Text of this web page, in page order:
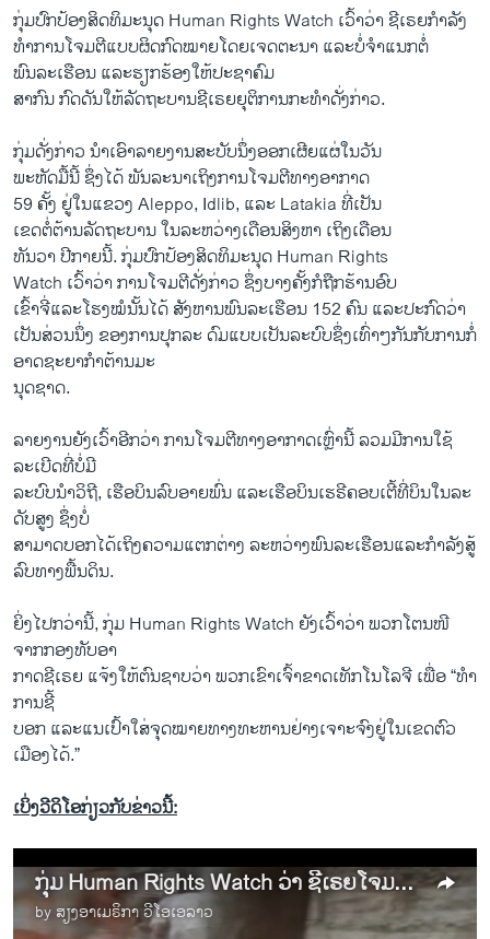
ລາຍງານ
ພາສາຕ່າງໆ
ກຸ່ມປົກປ້ອງສິດທິມະນຸດ Human Rights Watch ເວົ້າວ່າ ຊີເຣຍກໍາລັງ
ທຳການໂຈມຕີແບບຜິດກົດໝາຍໂດຍເຈດຕະນາ ແລະບໍ່ຈໍາແນກຕໍ່
ພົນລະເຮືອນ ແລະຮຽກຮ້ອງໃຫ້ປະຊາຄົມ
ສາກົນ ກົດດັນໃຫ້ລັດຖະບານຊີເຣຍຍຸຕິການກະທໍາດັ່ງກ່າວ.
ກຸ່ມດັ່ງກ່າວ ນໍາເອົາລາຍງານສະບັບນຶ່ງອອກເຜີຍແຜ່ໃນວັນ
ພະຫັດມື້ນີ້ ຊຶ່ງໄດ້ ພັນລະນາເຖິງການໂຈມຕີທາງອາກາດ
59 ຄັ້ງ ຢູ່ໃນແຂວງ Aleppo, Idlib, ແລະ Latakia ທີ່ເປັນ
ເຂດຕໍ່ຕ້ານລັດຖະບານ ໃນລະຫວ່າງເດືອນສິງຫາ ເຖິງເດືອນ
ທັນວາ ປີກາຍນີ້. ກຸ່ມປົກປ້ອງສິດທິມະນຸດ Human Rights
Watch ເວົ້າວ່າ ການໂຈມຕີດັ່ງກ່າວ ຊຶ່ງບາງຄັ້ງກໍຖືກຮ້ານອົບ
ເຂົ້າຈີ່ແລະໂຮງໝໍນັ້ນໄດ້ ສັງຫານພົນລະເຮືອນ 152 ຄົນ ແລະປະກົດວ່າ
ເປັນສ່ວນນຶ່ງ ຂອງການປຸກລະ ດົມແບບເປັນລະບົບຊຶ່ງເທົ່າໆກັນກັບການກໍ່
ອາດຊະຍາກໍາຕ້ານມະ
ນຸດຊາດ.
ລາຍງານຍັງເວົ້າອີກວ່າ ການໂຈມຕີທາງອາກາດເຫຼົ່ານີ້ ລວມມີການໃຊ້
ລະເບີດທີ່ບໍ່ມີ
ລະບົບນຳວິຖີ, ເຮືອບິນລົບອາຍພົ່ນ ແລະເຮືອບິນເຮຣີຄອບເຕີ້ທີ່ບິນໃນລະ
ດັບສູງ ຊຶ່ງບໍ່
ສາມາດບອກໄດ້ເຖິງຄວາມແຕກຕ່າງ ລະຫວ່າງພົນລະເຮືອນແລະກຳລັງສູ້
ລົບທາງພື້ນດິນ.
ຍິ່ງໄປກວ່ານີ້, ກຸ່ມ Human Rights Watch ຍັງເວົ້າວ່າ ພວກໂຕນໜີ
ຈາກກອງທັບອາ
ກາດຊີເຣຍ ແຈ້ງໃຫ້ຕົນຊາບວ່າ ພວກເຂົາເຈົ້າຂາດເທັກໂນໂລຈີ ເພື່ອ “ທໍາ
ການຊີ້
ບອກ ແລະແນເປົ້າໃສ່ຈຸດໝາຍທາງທະຫານຢ່າງເຈາະຈົງຢູ່ໃນເຂດຕົວ
ເມືອງໄດ້.”
ເບິ່ງວີດິໂອກ່ຽວກັບຂ່າວນີ້:
ກຸ່ມ Human Rights Watch ວ່າ ຊີເຣຍໂຈມຕີ ພົນລະເຮືອນ ແບບຜິດກົດໝາຍ
by ສຽງອາເມຣິກາ ວີໂອເອລາວ